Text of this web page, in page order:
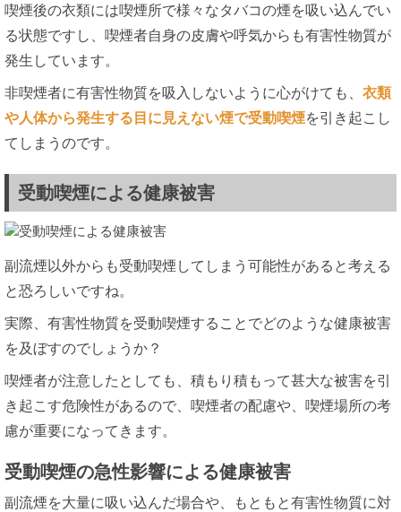
喫煙後の衣類には喫煙所で様々なタバコの煙を吸い込んでい
る状態ですし、喫煙者自身の皮膚や呼気からも有害性物質が
発生しています。
非喫煙者に有害性物質を吸入しないように心がけても、 衣類
や人体から発生する目に見えない煙で受動喫煙を引き起こし
てしまうのです。
受動喫煙による健康被害
副流煙以外からも受動喫煙してしまう可能性があると考える
と恐ろしいですね。
実際、有害性物質を受動喫煙することでどのような健康被害
を及ぼすのでしょうか？
喫煙者が注意したとしても、積もり積もって甚大な被害を引
き起こす危険性があるので、喫煙者の配慮や、喫煙場所の考
慮が重要になってきます。
受動喫煙の急性影響による健康被害
副流煙を大量に吸い込んだ場合や、もともと有害性物質に対